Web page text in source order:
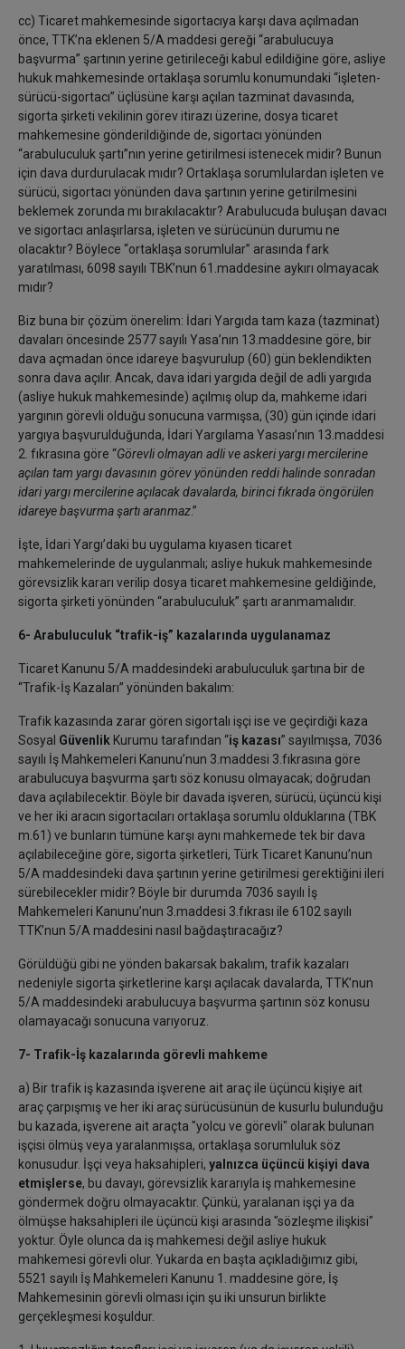
cc) Ticaret mahkemesinde sigortacıya karşı dava açılmadan
önce, TTK’na eklenen 5/A maddesi gereği “arabulucuya
başvurma” şartının yerine getirileceği kabul edildiğine göre, asliye
hukuk mahkemesinde ortaklaşa sorumlu konumundaki “işleten-
sürücü-sigortacı” üçlüsüne karşı açılan tazminat davasında,
sigorta şirketi vekilinin görev itirazı üzerine, dosya ticaret
mahkemesine gönderildiğinde de, sigortacı yönünden
“arabuluculuk şartı”nın yerine getirilmesi istenecek midir? Bunun
için dava durdurulacak mıdır? Ortaklaşa sorumlulardan işleten ve
sürücü, sigortacı yönünden dava şartının yerine getirilmesini
beklemek zorunda mı bırakılacaktır? Arabulucuda buluşan davacı
ve sigortacı anlaşırlarsa, işleten ve sürücünün durumu ne
olacaktır? Böylece “ortaklaşa sorumlular” arasında fark
yaratılması, 6098 sayılı TBK’nun 61.maddesine aykırı olmayacak
mıdır?
Biz buna bir çözüm önerelim: İdari Yargıda tam kaza (tazminat)
davaları öncesinde 2577 sayılı Yasa’nın 13.maddesine göre, bir
dava açmadan önce idareye başvurulup (60) gün beklendikten
sonra dava açılır. Ancak, dava idari yargıda değil de adli yargıda
(asliye hukuk mahkemesinde) açılmış olup da, mahkeme idari
yargının görevli olduğu sonucuna varmışsa, (30) gün içinde idari
yargıya başvurulduğunda, İdari Yargılama Yasası’nın 13.maddesi
2. fıkrasına göre “Görevli olmayan adli ve askeri yargı mercilerine
açılan tam yargı davasının görev yönünden reddi halinde sonradan
idari yargı mercilerine açılacak davalarda, birinci fıkrada öngörülen
idareye başvurma şartı aranmaz.”
İşte, İdari Yargı’daki bu uygulama kıyasen ticaret
mahkemelerinde de uygulanmalı; asliye hukuk mahkemesinde
görevsizlik kararı verilip dosya ticaret mahkemesine geldiğinde,
sigorta şirketi yönünden “arabuluculuk” şartı aranmamalıdır.
6- Arabuluculuk “trafik-iş” kazalarında uygulanamaz
Ticaret Kanunu 5/A maddesindeki arabuluculuk şartına bir de
“Trafik-İş Kazaları” yönünden bakalım:
Trafik kazasında zarar gören sigortalı işçi ise ve geçirdiği kaza
Sosyal Güvenlik Kurumu tarafından “iş kazası” sayılmışsa, 7036
sayılı İş Mahkemeleri Kanunu’nun 3.maddesi 3.fıkrasına göre
arabulucuya başvurma şartı söz konusu olmayacak; doğrudan
dava açılabilecektir. Böyle bir davada işveren, sürücü, üçüncü kişi
ve her iki aracın sigortacıları ortaklaşa sorumlu olduklarına (TBK
m.61) ve bunların tümüne karşı aynı mahkemede tek bir dava
açılabileceğine göre, sigorta şirketleri, Türk Ticaret Kanunu’nun
5/A maddesindeki dava şartının yerine getirilmesi gerektiğini ileri
sürebilecekler midir? Böyle bir durumda 7036 sayılı İş
Mahkemeleri Kanunu’nun 3.maddesi 3.fıkrası ile 6102 sayılı
TTK’nun 5/A maddesini nasıl bağdaştıracağız?
Görüldüğü gibi ne yönden bakarsak bakalım, trafik kazaları
nedeniyle sigorta şirketlerine karşı açılacak davalarda, TTK’nun
5/A maddesindeki arabulucuya başvurma şartının söz konusu
olamayacağı sonucuna varıyoruz.
7- Trafik-İş kazalarında görevli mahkeme
a) Bir trafik iş kazasında işverene ait araç ile üçüncü kişiye ait
araç çarpışmış ve her iki araç sürücüsünün de kusurlu bulunduğu
bu kazada, işverene ait araçta "yolcu ve görevli" olarak bulunan
işçisi ölmüş veya yaralanmışsa, ortaklaşa sorumluluk söz
konusudur. İşçi veya haksahipleri, yalnızca üçüncü kişiyi dava
etmişlerse, bu davayı, görevsizlik kararıyla iş mahkemesine
göndermek doğru olmayacaktır. Çünkü, yaralanan işçi ya da
ölmüşse haksahipleri ile üçüncü kişi arasında "sözleşme ilişkisi"
yoktur. Öyle olunca da iş mahkemesi değil asliye hukuk
mahkemesi görevli olur. Yukarda en başta açıkladığımız gibi,
5521 sayılı İş Mahkemeleri Kanunu 1. maddesine göre, İş
Mahkemesinin görevli olması için şu iki unsurun birlikte
gerçekleşmesi koşuldur.